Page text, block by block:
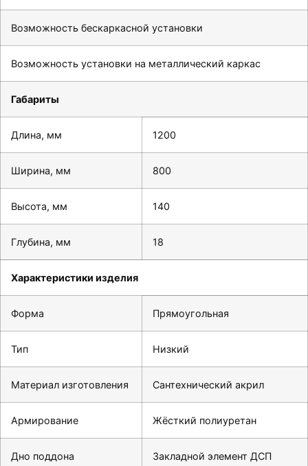
Возможность бескаркасной установки
Возможность установки на металлический каркас
Габариты
Длина, мм 1200
Ширина, мм 800
Высота, мм 140
Глубина, мм 18
Характеристики изделия
Форма Прямоугольная
Тип Низкий
Материал изготовления Сантехнический акрил
Армирование Жёсткий полиуретан
Дно поддона Закладной элемент ДСП